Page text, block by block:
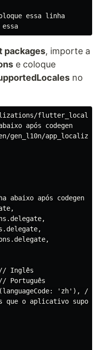
essa linha
packages, importe a
e coloque
no
após codegen
gen_l10n/
abaixo após codegen
Inglês
Português
'zh'), //
que o aplicativo